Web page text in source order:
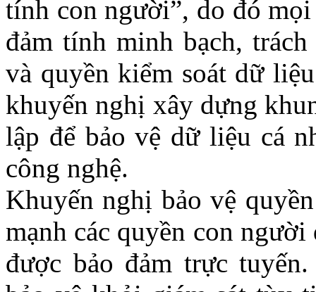
tính con người”, do đó
đảm tính minh bạch,
và quyền kiểm soát dữ
khuyến nghị xây dựng
lập để bảo vệ dữ liệu cá
công nghệ.
Khuyến nghị bảo vệ
mạnh các quyền con
được bảo đảm trực